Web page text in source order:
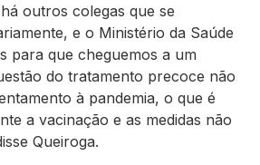
outros colegas que se
e o Ministério da Saúde
para que cheguemos a um
do tratamento precoce não
à pandemia, o que é
a vacinação e as medidas não
Queiroga.